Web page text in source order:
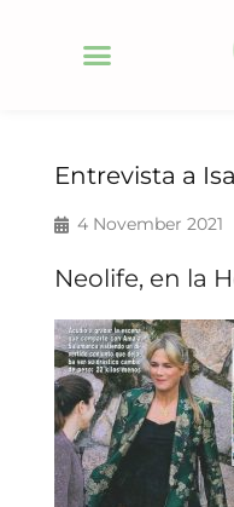
Entrevista a
4 November 2021
Neolife, en la